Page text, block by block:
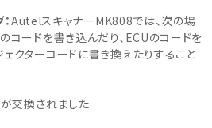
AutelスキャナーMK808では、次の場
コードを書き込んだり、ECUのコードを
クターコードに書き換えたりすること
交換されました